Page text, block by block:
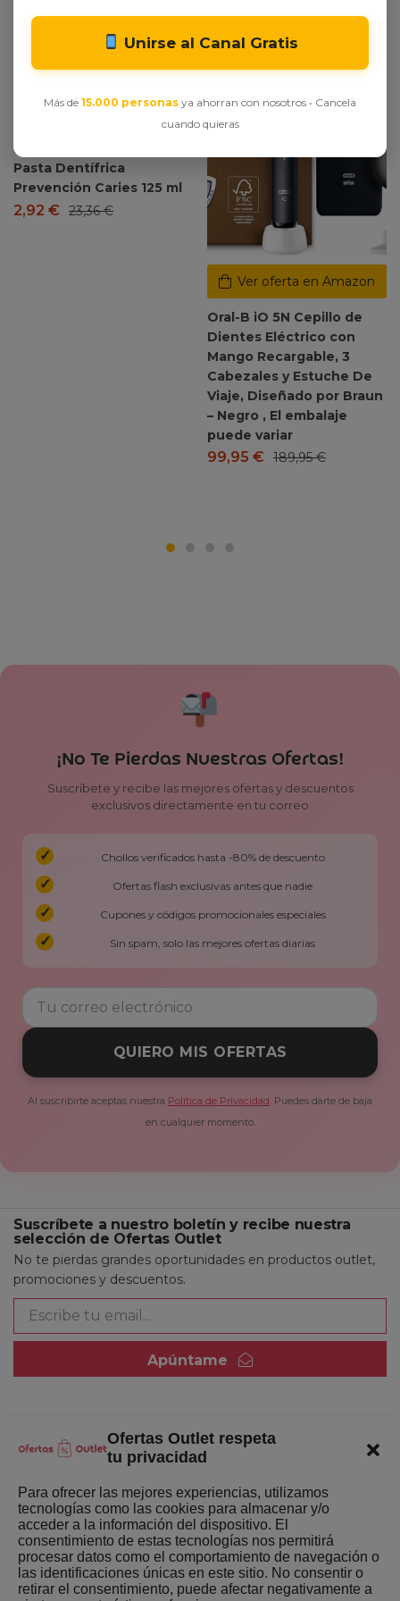
Ofertas Outlet respeta
tu privacidad
Para ofrecer las mejores experiencias, utilizamos
tecnologías como las cookies para almacenar y/o
acceder a la información del dispositivo. El
consentimiento de estas tecnologías nos permitirá
procesar datos como el comportamiento de navegación o
las identificaciones únicas en este sitio. No consentir o
retirar el consentimiento, puede afectar negativamente a
Ver oferta en Amazon
Fluocaril Bi-Fluoré 250 mg
Pasta Dentífrica
Prevención Caries 125 ml
2,92 € 23,36€
Ver oferta en Amazon
Oral-B iO 5N Cepillo de
Dientes Eléctrico con
Mango Recargable, 3
Cabezales y Estuche De
Viaje, Diseñado por Braun
– Negro , El embalaje
puede variar
99,95 € 189,95€
¡No Te Pierdas Nuestras Ofertas!
Suscríbete y recibe las mejores ofertas y descuentos
exclusivos directamente en tu correo
Chollos verificados hasta -80% de descuento
Ofertas flash exclusivas antes que nadie
Cupones y códigos promocionales especiales
Sin spam, solo las mejores ofertas diarias
QUIERO MIS OFERTAS
Al suscribirte aceptas nuestra Política de Privacidad . Puedes darte de baja
en cualquier momento.
Suscríbete a nuestro boletín y recibe nuestra
selección de Ofertas Outlet
No te pierdas grandes oportunidades en productos outlet,
promociones y descuentos.
Apúntame
Quienes somos
Últimas Novedades
Mejores ofertas de la semana
Unirse al Canal Gratis
Más de 15.000 personas ya ahorran con nosotros • Cancela
cuando quieras